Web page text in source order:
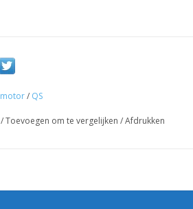
motor/ QS
/Toevoegen om te vergelijken /Afdrukken